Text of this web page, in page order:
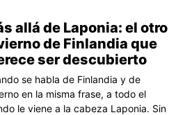
allá de Laponia: el otro
de Finlandia que
ser descubierto
se habla de Finlandia y de
en la misma frase, a todo el
le viene a la cabeza Laponia. Sin